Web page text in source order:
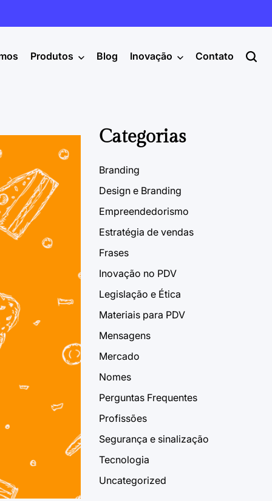
Produtos Blog Inovação Contato
Categorias
Branding
Design e Branding
Empreendedorismo
Estratégia de vendas
Frases
Inovação no PDV
Legislação e Ética
Materiais para PDV
Mensagens
Mercado
Nomes
Perguntas Frequentes
Profissões
Segurança e sinalização
Tecnologia
Uncategorized